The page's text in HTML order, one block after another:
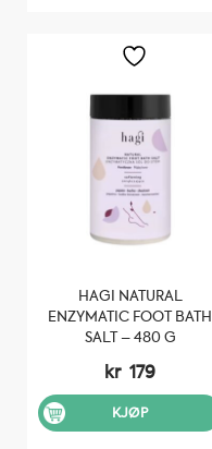
HAGI NATURAL
ENZYMATIC FOOT BATH
SALT – 480 G
kr 179
KJØP